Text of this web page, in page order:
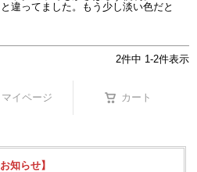
違ってました。もう少し淡い色だと
2件中 1-2件表示
マイページ カート
知らせ】